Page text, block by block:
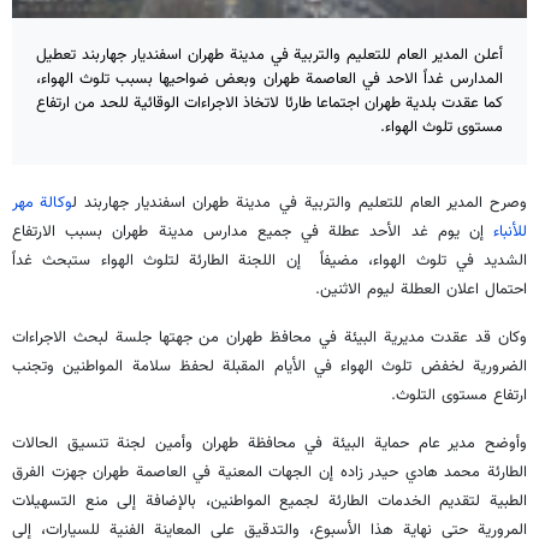
أعلن المدير العام للتعليم والتربية في مدينة طهران اسفنديار جهاربند تعطيل
المدارس غداً الاحد في العاصمة طهران وبعض ضواحيها بسبب تلوث الهواء،
كما عقدت بلدية طهران اجتماعا طارئا لاتخاذ الاجراءات الوقائية للحد من ارتفاع
مستوى تلوث الهواء.
وصرح المدير العام للتعليم والتربية في مدينة طهران اسفنديار جهاربند لوكالة مهر
للأنباء إن يوم غد الأحد عطلة في جميع مدارس مدينة طهران بسبب الارتفاع
الشديد في تلوث الهواء، مضيفاً إن اللجنة الطارئة لتلوث الهواء ستبحث غداً
احتمال اعلان العطلة ليوم الاثنين.
وكان قد عقدت مديرية البيئة في محافظ طهران من جهتها جلسة لبحث الاجراءات
الضرورية لخفض تلوث الهواء في الأيام المقبلة لحفظ سلامة المواطنين وتجنب
ارتفاع مستوى التلوث.
وأوضح مدير عام حماية البيئة في محافظة طهران وأمين لجنة تنسيق الحالات
الطارئة محمد هادي حيدر زاده إن الجهات المعنية في العاصمة طهران جهزت الفرق
الطبية لتقديم الخدمات الطارئة لجميع المواطنين، بالإضافة إلى منع التسهيلات
المرورية حتى نهاية هذا الأسبوع، والتدقيق على المعاينة الفنية للسيارات، إلى